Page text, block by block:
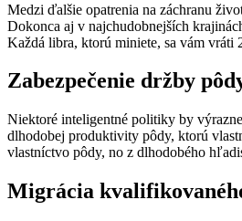
Medzi ďalšie opatrenia na záchranu
Dokonca aj v najchudobnejších
Každá libra, ktorú miniete, sa vám vráti
Zabezpečenie držby
Niektoré inteligentné politiky by
dlhodobej produktivity pôdy, ktorú
vlastníctvo pôdy, no z dlhodobého
Migrácia